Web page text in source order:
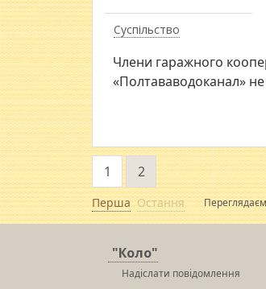
Суспільство
Члени гаражного
«Полтававодоканал» не
Перша
1 2
Остання
"Коло"
Надіслати повідомлення